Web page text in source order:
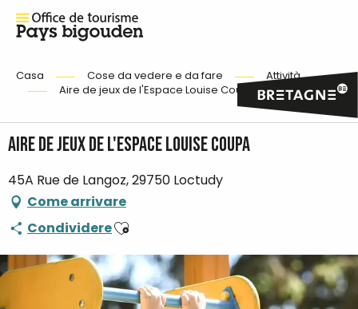
Casa Cose da vedere e da fare
Attività
Aire de jeux de l'Espace Louise Coupa
Aire de jeux de l'Espace Louise Coupa
45A Rue de Langoz, 29750 Loctudy
Come arrivare
CondividereAjouter aux favoris